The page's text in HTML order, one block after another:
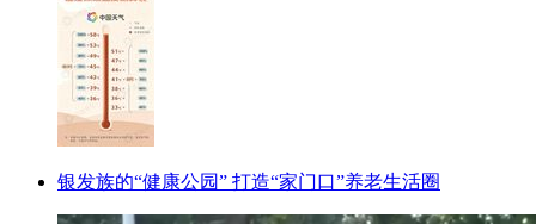
银发族的“健康公园” 打造“家门口”养老生活圈